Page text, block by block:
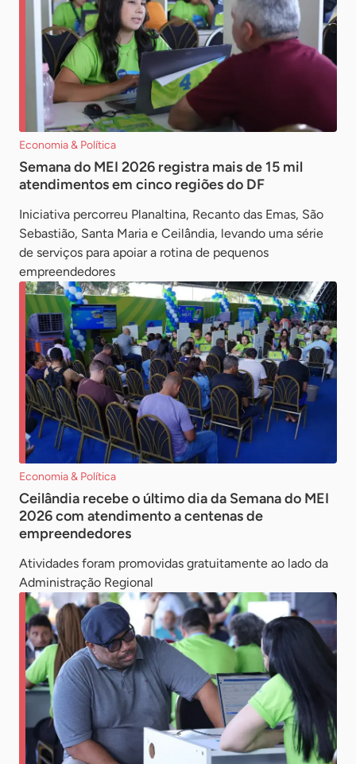
Economia & Política
Semana do MEI 2026 registra mais de 15 mil
atendimentos em cinco regiões do DF
Iniciativa percorreu Planaltina, Recanto das Emas, São
Sebastião, Santa Maria e Ceilândia, levando uma série
de serviços para apoiar a rotina de pequenos
empreendedores
Economia & Política
Ceilândia recebe o último dia da Semana do MEI
2026 com atendimento a centenas de
empreendedores
Atividades foram promovidas gratuitamente ao lado da
Administração Regional